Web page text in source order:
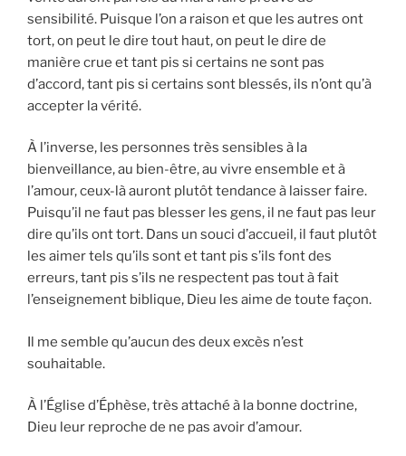
sensibilité. Puisque l’on a raison et que les autres ont
tort, on peut le dire tout haut, on peut le dire de
manière crue et tant pis si certains ne sont pas
d’accord, tant pis si certains sont blessés, ils n’ont qu’à
accepter la vérité.
À l’inverse, les personnes très sensibles à la
bienveillance, au bien-être, au vivre ensemble et à
l’amour, ceux-là auront plutôt tendance à laisser faire.
Puisqu’il ne faut pas blesser les gens, il ne faut pas leur
dire qu’ils ont tort. Dans un souci d’accueil, il faut plutôt
les aimer tels qu’ils sont et tant pis s’ils font des
erreurs, tant pis s’ils ne respectent pas tout à fait
l’enseignement biblique, Dieu les aime de toute façon.
Il me semble qu’aucun des deux excès n’est
souhaitable.
À l’Église d’Éphèse, très attaché à la bonne doctrine,
Dieu leur reproche de ne pas avoir d’amour.